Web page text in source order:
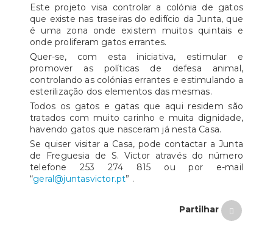
Este projeto visa controlar a colónia de gatos
que existe nas traseiras do edifício da Junta, que
é uma zona onde existem muitos quintais e
onde proliferam gatos errantes.
Quer-se, com esta iniciativa, estimular e
promover as políticas de defesa animal,
controlando as colónias errantes e estimulando a
esterilização dos elementos das mesmas.
Todos os gatos e gatas que aqui residem são
tratados com muito carinho e muita dignidade,
havendo gatos que nasceram já nesta Casa.
Se quiser visitar a Casa, pode contactar a Junta
de Freguesia de S. Victor através do número
telefone 253 274 815 ou por e-mail
“geral@juntasvictor.pt” .
Partilhar